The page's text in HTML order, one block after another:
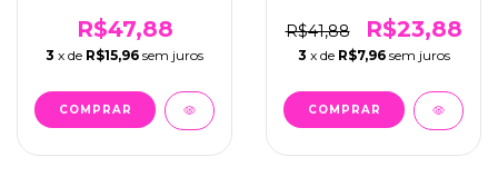
R$47,88
3 x de R$15,96 sem juros
R$41,88
R$23,88
3 x de R$7,96 sem juros